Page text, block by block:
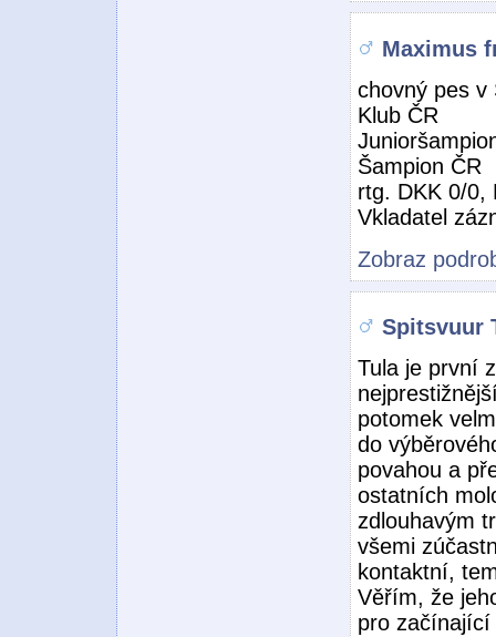
Maximus
chovný pes v
Klub ČR
Šampion ČR
rtg. DKK 0/0,
Vkladatel
Zobraz
Spitsvuur
Tula je první
potomek
do
povahou a
ostatních
zdlouhavým
všemi
kontaktní,
Věřím, že
pro začínající